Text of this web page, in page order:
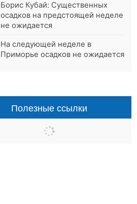
Борис Кубай: Существенных
осадков на предстоящей неделе
не ожидается
На следующей неделе в
Приморье осадков не ожидается
Полезные ссылки